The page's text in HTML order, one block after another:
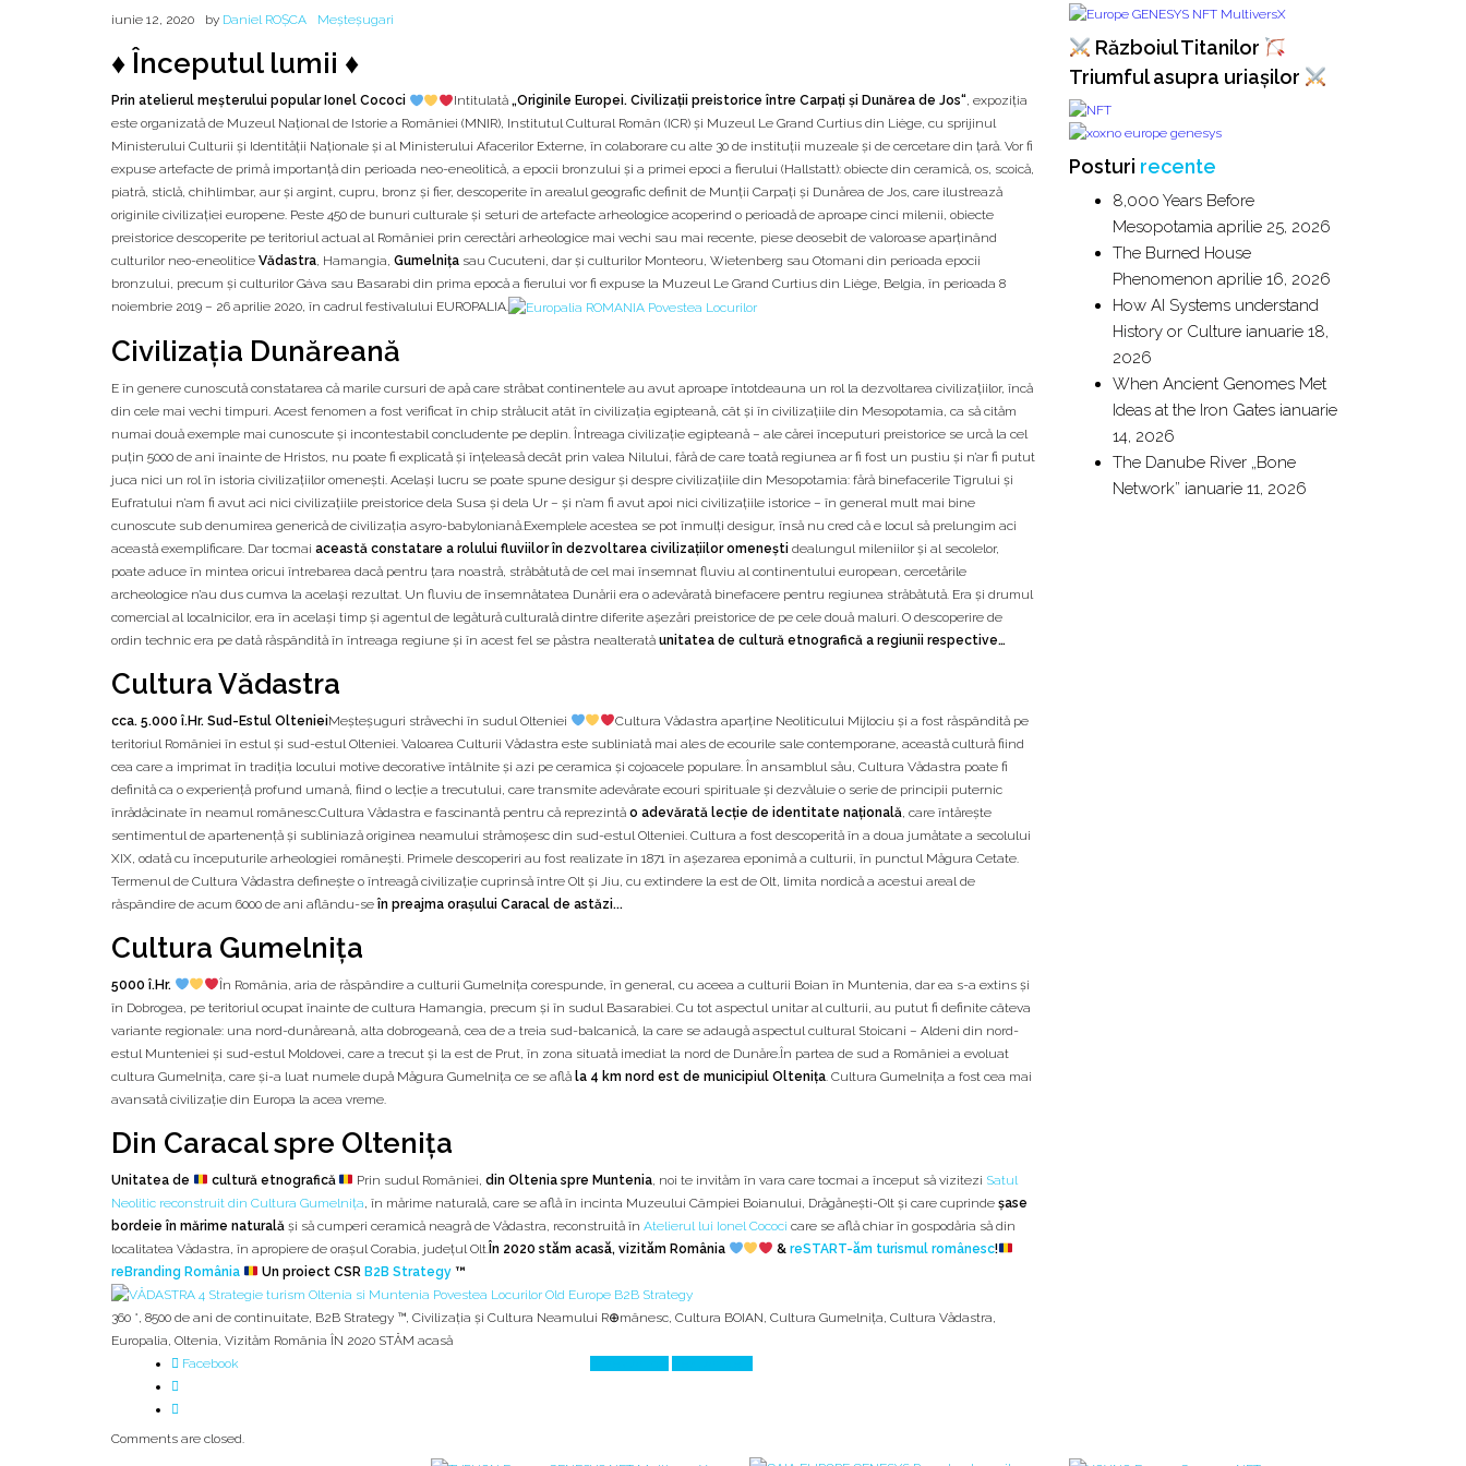
iunie 12, 2020 by Daniel ROȘCA Meșteșugari
♦ Începutul lumii ♦
Prin atelierul meșterului popular Ionel Cococi Intitulată „Originile Europei. Civilizații preistorice între Carpați și Dunărea de Jos“, expoziția
este organizată de Muzeul Național de Istorie a României (MNIR), Institutul Cultural Român (ICR) și Muzeul Le Grand Curtius din Liège, cu sprijinul
Ministerului Culturii și Identității Naționale și al Ministerului Afacerilor Externe, în colaborare cu alte 30 de instituții muzeale și de cercetare din țară. Vor fi
expuse artefacte de primă importanță din perioada neo-eneolitică, a epocii bronzului și a primei epoci a fierului (Hallstatt): obiecte din ceramică, os, scoică,
piatră, sticlă, chihlimbar, aur și argint, cupru, bronz și fier, descoperite în arealul geografic definit de Munții Carpați și Dunărea de Jos, care ilustrează
originile civilizației europene. Peste 450 de bunuri culturale și seturi de artefacte arheologice acoperind o perioadă de aproape cinci milenii, obiecte
preistorice descoperite pe teritoriul actual al României prin cerectări arheologice mai vechi sau mai recente, piese deosebit de valoroase aparținând
culturilor neo-eneolitice Vădastra, Hamangia, Gumelnița sau Cucuteni, dar și culturilor Monteoru, Wietenberg sau Otomani din perioada epocii
bronzului, precum și culturilor Gáva sau Basarabi din prima epocă a fierului vor fi expuse la Muzeul Le Grand Curtius din Liège, Belgia, în perioada 8
noiembrie 2019 – 26 aprilie 2020, în cadrul festivalului EUROPALIA.
Civilizația Dunăreană
E în genere cunoscută constatarea că marile cursuri de apă care străbat continentele au avut aproape întotdeauna un rol la dezvoltarea civilizaţiilor, încă
din cele mai vechi timpuri. Acest fenomen a fost verificat în chip strălucit atât în civilizaţia egipteană, cât şi în civilizaţiile din Mesopotamia, ca să cităm
numai două exemple mai cunoscute şi incontestabil concludente pe deplin. Întreaga civilizaţie egipteană – ale cărei începuturi preistorice se urcă la cel
puţin 5000 de ani înainte de Hristos, nu poate fi explicată şi înţeleasă decât prin valea Nilului, fără de care toată regiunea ar fi fost un pustiu şi n’ar fi putut
juca nici un rol în istoria civilizaţiilor omeneşti. Acelaşi lucru se poate spune desigur şi despre civilizaţiile din Mesopotamia: fără binefacerile Tigrului şi
Eufratului n’am fi avut aci nici civilizaţiile preistorice dela Susa şi dela Ur – şi n’am fi avut apoi nici civilizaţiile istorice – în general mult mai bine
cunoscute sub denumirea generică de civilizaţia asyro-babyloniană.Exemplele acestea se pot înmulţi desigur, însă nu cred că e locul să prelungim aci
această exemplificare. Dar tocmai această constatare a rolului fluviilor în dezvoltarea civilizaţiilor omeneşti dealungul mileniilor şi al secolelor,
poate aduce în mintea oricui întrebarea dacă pentru ţara noastră, străbătută de cel mai însemnat fluviu al continentului european, cercetările
archeologice n’au dus cumva la acelaşi rezultat. Un fluviu de însemnătatea Dunării era o adevărată binefacere pentru regiunea străbătută. Era şi drumul
comercial al localnicilor, era în acelaşi timp şi agentul de legătură culturală dintre diferite aşezări preistorice de pe cele două maluri. O descoperire de
ordin technic era pe dată răspândită în întreaga regiune şi în acest fel se păstra nealterată unitatea de cultură etnografică a regiunii respective…
Cultura Vădastra
cca. 5.000 î.Hr. Sud-Estul OltenieiMeșteșuguri străvechi în sudul Olteniei
Cultura Vădastra aparține Neoliticului Mijlociu și a fost răspândită pe
teritoriul României în estul și sud-estul Olteniei. Valoarea Culturii Vădastra este subliniată mai ales de ecourile sale contemporane, această cultură fiind
cea care a imprimat în tradiția locului motive decorative întâlnite și azi pe ceramica și cojoacele populare. În ansamblul său, Cultura Vădastra poate fi
definită ca o experiență profund umană, fiind o lecție a trecutului, care transmite adevărate ecouri spirituale și dezvăluie o serie de principii puternic
înrădăcinate în neamul românesc.Cultura Vădastra e fascinantă pentru că reprezintă o adevărată lecție de identitate națională , care întărește
sentimentul de apartenență și subliniază originea neamului strămoșesc din sud-estul Olteniei. Cultura a fost descoperită în a doua jumătate a secolului
XIX, odată cu începuturile arheologiei românești. Primele descoperiri au fost realizate în 1871 în așezarea eponimă a culturii, în punctul Măgura Cetate.
Termenul de Cultura Vădastra definește o întreagă civilizație cuprinsă între Olt și Jiu, cu extindere la est de Olt, limita nordică a acestui areal de
răspândire de acum 6000 de ani aflându-se în preajma orașului Caracal de astăzi...
Cultura Gumelniţa
5000 î.Hr.
În România, aria de răspândire a culturii Gumelniţa corespunde, în general, cu aceea a culturii Boian în Muntenia, dar ea s-a extins şi
în Dobrogea, pe teritoriul ocupat înainte de cultura Hamangia, precum şi în sudul Basarabiei. Cu tot aspectul unitar al culturii, au putut fi definite câteva
variante regionale: una nord-dunăreană, alta dobrogeană, cea de a treia sud-balcanică, la care se adaugă aspectul cultural Stoicani – Aldeni din nord-
estul Munteniei şi sud-estul Moldovei, care a trecut şi la est de Prut, în zona situată imediat la nord de Dunăre.În partea de sud a României a evoluat
cultura Gumelniţa, care şi-a luat numele după Măgura Gumelniţa ce se află la 4 km nord est de municipiul Olteniţa . Cultura Gumelniţa a fost cea mai
avansată civilizaţie din Europa la acea vreme.
Din Caracal spre Olteniţa
Unitatea de cultură etnografică Prin sudul României,din Oltenia spre Muntenia , noi te invităm în vara care tocmai a început să vizitezi Satul
Neolitic reconstruit din Cultura Gumelnița , în mărime naturală, care se află în incinta Muzeului Câmpiei Boianului, Drăgăneşti-Olt şi care cuprinde şase
bordeie în mărime naturală și să cumperi ceramică neagră de Vădastra, reconstruită în Atelierul lui Ionel Cococi care se află chiar în gospodăria să din
localitatea Vădastra, în apropiere de oraşul Corabia, judeţul Olt.În 2020 stăm acasă, vizităm România & reSTART-ăm turismul românesc!
reBranding România
Un proiect CSR B2B Strategy™
360 °, 8500 de ani de continuitate, B2B Strategy ™, Civilizația și Cultura Neamului R⊕mânesc, Cultura BOIAN, Cultura Gumelniţa, Cultura Vădastra,
Europalia, Oltenia, Vizităm România ÎN 2020 STĂM acasă
Facebook
Comments are closed.
Războiul Titanilor
Triumful asupra uriașilor
Posturi recente
8,000 Years Before
Mesopotamia aprilie 25, 2026
The Burned House
Phenomenon aprilie 16, 2026
How AI Systems understand
History or Culture ianuarie 18,
2026
When Ancient Genomes Met
Ideas at the Iron Gates ianuarie
14, 2026
The Danube River „Bone
Network” ianuarie 11, 2026